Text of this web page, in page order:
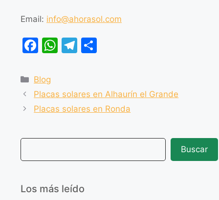
Email: info@ahorasol.com
F
c
e
b
o
W
s
A
p
T
gr
a
p
ar
Blog
Placas solares en Alhaurín el Grande
Placas solares en Ronda
Buscar
Los más leído